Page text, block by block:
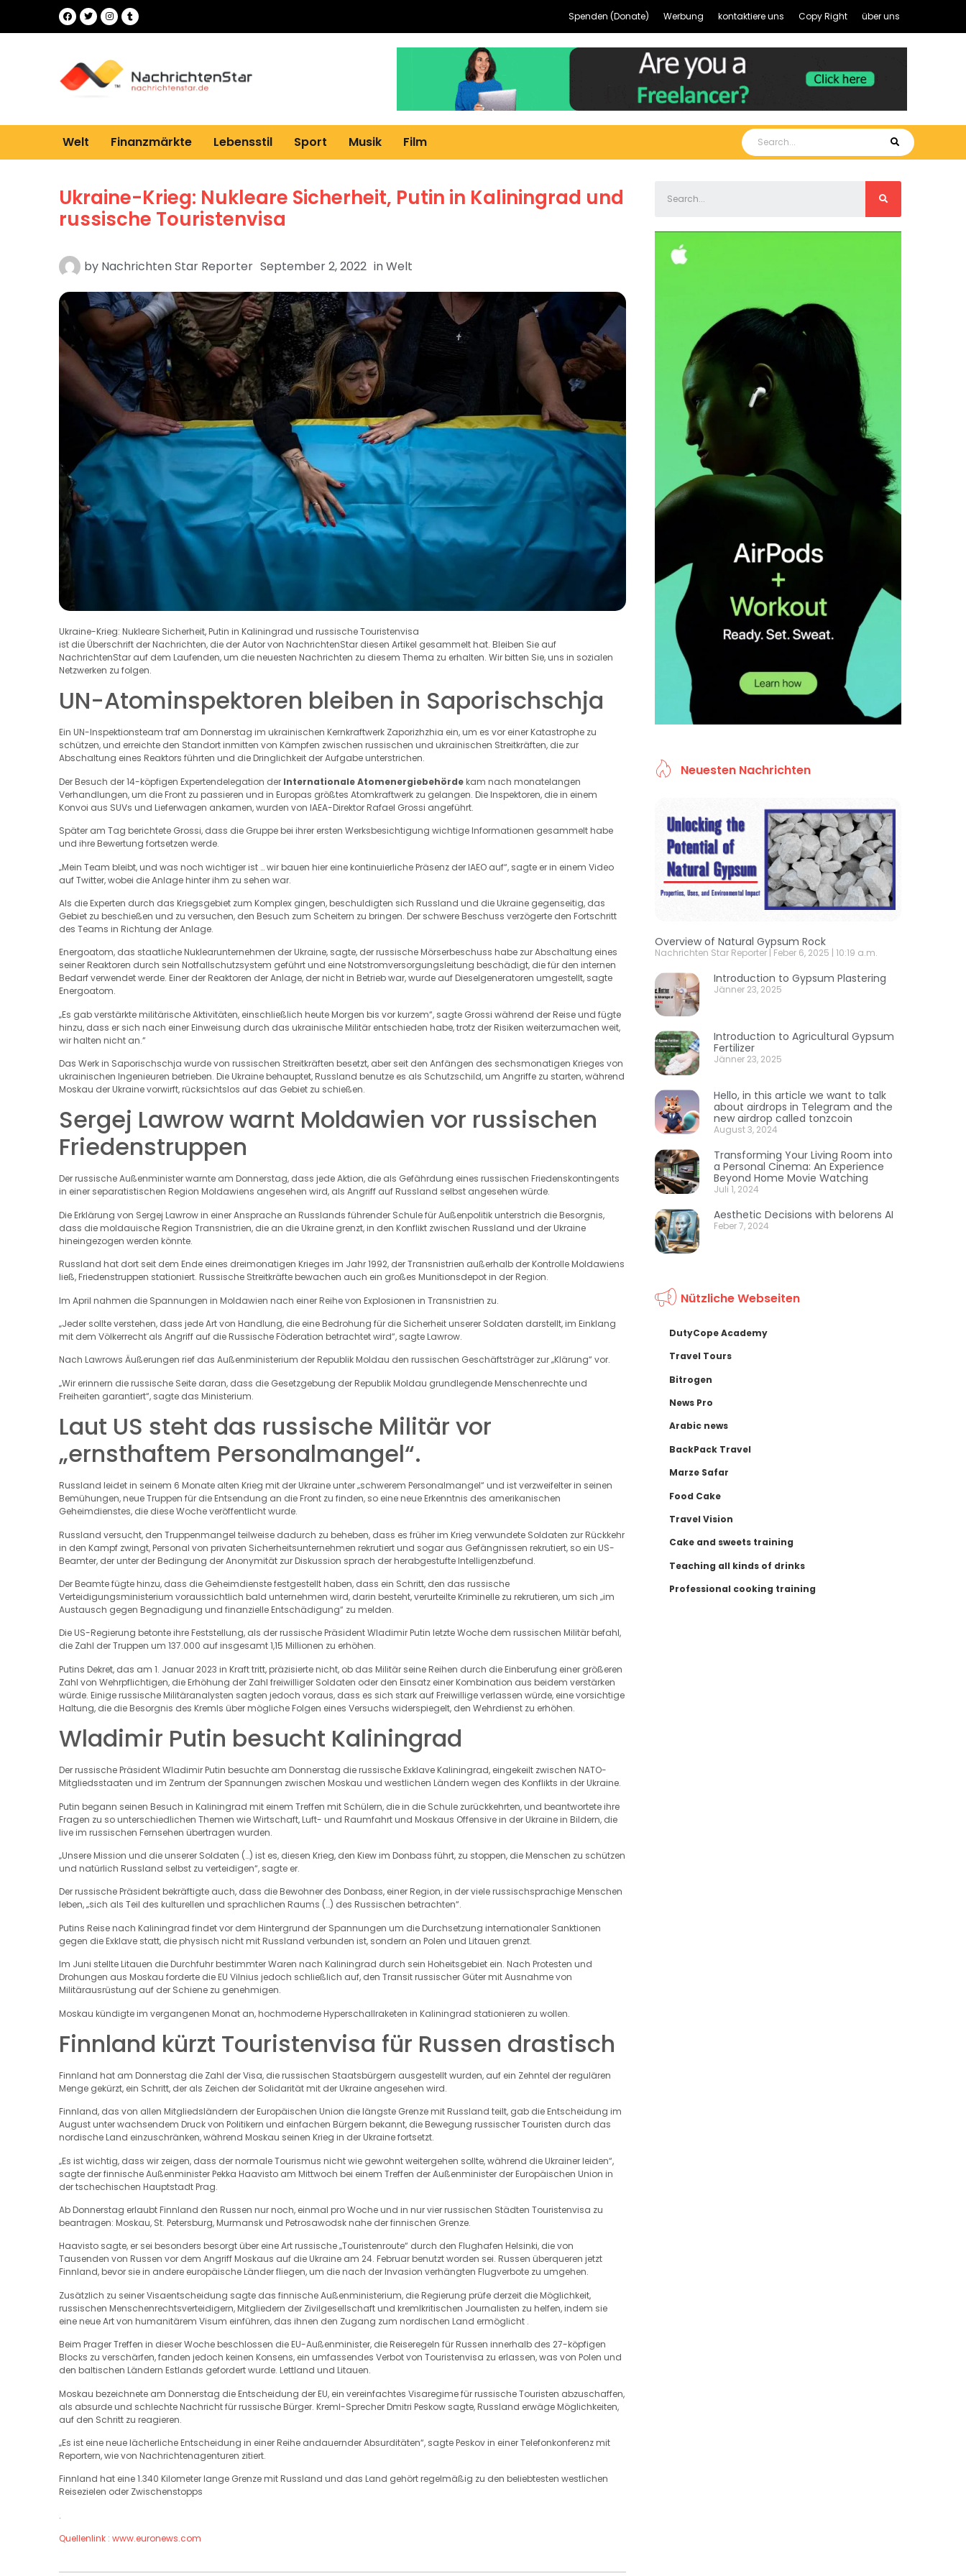
Spenden (Donate) Werbung kontaktiere uns Copy Right über uns
Welt Finanzmärkte Lebensstil Sport Musik Film
Ukraine-Krieg: Nukleare Sicherheit, Putin in Kaliningrad und
russische Touristenvisa
by Nachrichten Star Reporter September 2, 2022 inWelt
Ukraine-Krieg: Nukleare Sicherheit, Putin in Kaliningrad und russische Touristenvisa
ist die Überschrift der Nachrichten, die der Autor von NachrichtenStar diesen Artikel gesammelt hat. Bleiben Sie auf
NachrichtenStar auf dem Laufenden, um die neuesten Nachrichten zu diesem Thema zu erhalten. Wir bitten Sie, uns in sozialen
Netzwerken zu folgen.
UN-Atominspektoren bleiben in Saporischschja
Ein UN-Inspektionsteam traf am Donnerstag im ukrainischen Kernkraftwerk Zaporizhzhia ein, um es vor einer Katastrophe zu
schützen, und erreichte den Standort inmitten von Kämpfen zwischen russischen und ukrainischen Streitkräften, die zur
Abschaltung eines Reaktors führten und die Dringlichkeit der Aufgabe unterstrichen.
Der Besuch der 14-köpfigen Expertendelegation der Internationale Atomenergiebehördekam nach monatelangen
Verhandlungen, um die Front zu passieren und in Europas größtes Atomkraftwerk zu gelangen. Die Inspektoren, die in einem
Konvoi aus SUVs und Lieferwagen ankamen, wurden von IAEA-Direktor Rafael Grossi angeführt.
Später am Tag berichtete Grossi, dass die Gruppe bei ihrer ersten Werksbesichtigung wichtige Informationen gesammelt habe
und ihre Bewertung fortsetzen werde.
„Mein Team bleibt, und was noch wichtiger ist … wir bauen hier eine kontinuierliche Präsenz der IAEO auf“, sagte er in einem Video
auf Twitter, wobei die Anlage hinter ihm zu sehen war.
Als die Experten durch das Kriegsgebiet zum Komplex gingen, beschuldigten sich Russland und die Ukraine gegenseitig, das
Gebiet zu beschießen und zu versuchen, den Besuch zum Scheitern zu bringen. Der schwere Beschuss verzögerte den Fortschritt
des Teams in Richtung der Anlage.
Energoatom, das staatliche Nuklearunternehmen der Ukraine, sagte, der russische Mörserbeschuss habe zur Abschaltung eines
seiner Reaktoren durch sein Notfallschutzsystem geführt und eine Notstromversorgungsleitung beschädigt, die für den internen
Bedarf verwendet werde. Einer der Reaktoren der Anlage, der nicht in Betrieb war, wurde auf Dieselgeneratoren umgestellt, sagte
Energoatom.
„Es gab verstärkte militärische Aktivitäten, einschließlich heute Morgen bis vor kurzem“, sagte Grossi während der Reise und fügte
hinzu, dass er sich nach einer Einweisung durch das ukrainische Militär entschieden habe, trotz der Risiken weiterzumachen weit,
wir halten nicht an.“
Das Werk in Saporischschja wurde von russischen Streitkräften besetzt, aber seit den Anfängen des sechsmonatigen Krieges von
ukrainischen Ingenieuren betrieben. Die Ukraine behauptet, Russland benutze es als Schutzschild, um Angriffe zu starten, während
Moskau der Ukraine vorwirft, rücksichtslos auf das Gebiet zu schießen.
Sergej Lawrow warnt Moldawien vor russischen
Friedenstruppen
Der russische Außenminister warnte am Donnerstag, dass jede Aktion, die als Gefährdung eines russischen Friedenskontingents
in einer separatistischen Region Moldawiens angesehen wird, als Angriff auf Russland selbst angesehen würde.
Die Erklärung von Sergej Lawrow in einer Ansprache an Russlands führender Schule für Außenpolitik unterstrich die Besorgnis,
dass die moldauische Region Transnistrien, die an die Ukraine grenzt, in den Konflikt zwischen Russland und der Ukraine
hineingezogen werden könnte.
Russland hat dort seit dem Ende eines dreimonatigen Krieges im Jahr 1992, der Transnistrien außerhalb der Kontrolle Moldawiens
ließ, Friedenstruppen stationiert. Russische Streitkräfte bewachen auch ein großes Munitionsdepot in der Region.
Im April nahmen die Spannungen in Moldawien nach einer Reihe von Explosionen in Transnistrien zu.
„Jeder sollte verstehen, dass jede Art von Handlung, die eine Bedrohung für die Sicherheit unserer Soldaten darstellt, im Einklang
mit dem Völkerrecht als Angriff auf die Russische Föderation betrachtet wird“, sagte Lawrow.
Nach Lawrows Äußerungen rief das Außenministerium der Republik Moldau den russischen Geschäftsträger zur „Klärung“ vor.
„Wir erinnern die russische Seite daran, dass die Gesetzgebung der Republik Moldau grundlegende Menschenrechte und
Freiheiten garantiert“, sagte das Ministerium.
Laut US steht das russische Militär vor
„ernsthaftem Personalmangel“.
Russland leidet in seinem 6 Monate alten Krieg mit der Ukraine unter „schwerem Personalmangel“ und ist verzweifelter in seinen
Bemühungen, neue Truppen für die Entsendung an die Front zu finden, so eine neue Erkenntnis des amerikanischen
Geheimdienstes, die diese Woche veröffentlicht wurde.
Russland versucht, den Truppenmangel teilweise dadurch zu beheben, dass es früher im Krieg verwundete Soldaten zur Rückkehr
in den Kampf zwingt, Personal von privaten Sicherheitsunternehmen rekrutiert und sogar aus Gefängnissen rekrutiert, so ein US-
Beamter, der unter der Bedingung der Anonymität zur Diskussion sprach der herabgestufte Intelligenzbefund.
Der Beamte fügte hinzu, dass die Geheimdienste festgestellt haben, dass ein Schritt, den das russische
Verteidigungsministerium voraussichtlich bald unternehmen wird, darin besteht, verurteilte Kriminelle zu rekrutieren, um sich „im
Austausch gegen Begnadigung und finanzielle Entschädigung“ zu melden.
Die US-Regierung betonte ihre Feststellung, als der russische Präsident Wladimir Putin letzte Woche dem russischen Militär befahl,
die Zahl der Truppen um 137.000 auf insgesamt 1,15 Millionen zu erhöhen.
Putins Dekret, das am 1. Januar 2023 in Kraft tritt, präzisierte nicht, ob das Militär seine Reihen durch die Einberufung einer größeren
Zahl von Wehrpflichtigen, die Erhöhung der Zahl freiwilliger Soldaten oder den Einsatz einer Kombination aus beidem verstärken
würde. Einige russische Militäranalysten sagten jedoch voraus, dass es sich stark auf Freiwillige verlassen würde, eine vorsichtige
Haltung, die die Besorgnis des Kremls über mögliche Folgen eines Versuchs widerspiegelt, den Wehrdienst zu erhöhen.
Wladimir Putin besucht Kaliningrad
Der russische Präsident Wladimir Putin besuchte am Donnerstag die russische Exklave Kaliningrad, eingekeilt zwischen NATO-
Mitgliedsstaaten und im Zentrum der Spannungen zwischen Moskau und westlichen Ländern wegen des Konflikts in der Ukraine.
Putin begann seinen Besuch in Kaliningrad mit einem Treffen mit Schülern, die in die Schule zurückkehrten, und beantwortete ihre
Fragen zu so unterschiedlichen Themen wie Wirtschaft, Luft- und Raumfahrt und Moskaus Offensive in der Ukraine in Bildern, die
live im russischen Fernsehen übertragen wurden.
„Unsere Mission und die unserer Soldaten (…) ist es, diesen Krieg, den Kiew im Donbass führt, zu stoppen, die Menschen zu schützen
und natürlich Russland selbst zu verteidigen“, sagte er.
Der russische Präsident bekräftigte auch, dass die Bewohner des Donbass, einer Region, in der viele russischsprachige Menschen
leben, „sich als Teil des kulturellen und sprachlichen Raums (…) des Russischen betrachten“.
Putins Reise nach Kaliningrad findet vor dem Hintergrund der Spannungen um die Durchsetzung internationaler Sanktionen
gegen die Exklave statt, die physisch nicht mit Russland verbunden ist, sondern an Polen und Litauen grenzt.
Im Juni stellte Litauen die Durchfuhr bestimmter Waren nach Kaliningrad durch sein Hoheitsgebiet ein. Nach Protesten und
Drohungen aus Moskau forderte die EU Vilnius jedoch schließlich auf, den Transit russischer Güter mit Ausnahme von
Militärausrüstung auf der Schiene zu genehmigen.
Moskau kündigte im vergangenen Monat an, hochmoderne Hyperschallraketen in Kaliningrad stationieren zu wollen.
Finnland kürzt Touristenvisa für Russen drastisch
Finnland hat am Donnerstag die Zahl der Visa, die russischen Staatsbürgern ausgestellt wurden, auf ein Zehntel der regulären
Menge gekürzt, ein Schritt, der als Zeichen der Solidarität mit der Ukraine angesehen wird.
Finnland, das von allen Mitgliedsländern der Europäischen Union die längste Grenze mit Russland teilt, gab die Entscheidung im
August unter wachsendem Druck von Politikern und einfachen Bürgern bekannt, die Bewegung russischer Touristen durch das
nordische Land einzuschränken, während Moskau seinen Krieg in der Ukraine fortsetzt.
„Es ist wichtig, dass wir zeigen, dass der normale Tourismus nicht wie gewohnt weitergehen sollte, während die Ukrainer leiden“,
sagte der finnische Außenminister Pekka Haavisto am Mittwoch bei einem Treffen der Außenminister der Europäischen Union in
der tschechischen Hauptstadt Prag.
Ab Donnerstag erlaubt Finnland den Russen nur noch, einmal pro Woche und in nur vier russischen Städten Touristenvisa zu
beantragen: Moskau, St. Petersburg, Murmansk und Petrosawodsk nahe der finnischen Grenze.
Haavisto sagte, er sei besonders besorgt über eine Art russische „Touristenroute“ durch den Flughafen Helsinki, die von
Tausenden von Russen vor dem Angriff Moskaus auf die Ukraine am 24. Februar benutzt worden sei. Russen überqueren jetzt
Finnland, bevor sie in andere europäische Länder fliegen, um die nach der Invasion verhängten Flugverbote zu umgehen.
Zusätzlich zu seiner Visaentscheidung sagte das finnische Außenministerium, die Regierung prüfe derzeit die Möglichkeit,
russischen Menschenrechtsverteidigern, Mitgliedern der Zivilgesellschaft und kremlkritischen Journalisten zu helfen, indem sie
eine neue Art von humanitärem Visum einführen, das ihnen den Zugang zum nordischen Land ermöglicht .
Beim Prager Treffen in dieser Woche beschlossen die EU-Außenminister, die Reiseregeln für Russen innerhalb des 27-köpfigen
Blocks zu verschärfen, fanden jedoch keinen Konsens, ein umfassendes Verbot von Touristenvisa zu erlassen, was von Polen und
den baltischen Ländern Estlands gefordert wurde. Lettland und Litauen.
Moskau bezeichnete am Donnerstag die Entscheidung der EU, ein vereinfachtes Visaregime für russische Touristen abzuschaffen,
als absurde und schlechte Nachricht für russische Bürger. Kreml-Sprecher Dmitri Peskow sagte, Russland erwäge Möglichkeiten,
auf den Schritt zu reagieren.
„Es ist eine neue lächerliche Entscheidung in einer Reihe andauernder Absurditäten“, sagte Peskov in einer Telefonkonferenz mit
Reportern, wie von Nachrichtenagenturen zitiert.
Finnland hat eine 1.340 Kilometer lange Grenze mit Russland und das Land gehört regelmäßig zu den beliebtesten westlichen
Reisezielen oder Zwischenstopps
.
Quellenlink : www.euronews.com
Neuesten Nachrichten
Overview of Natural Gypsum Rock
Nachrichten Star Reporter Feber 6, 2025 10:19 a.m.
Introduction to Gypsum Plastering
Jänner 23, 2025
Introduction to Agricultural Gypsum
Fertilizer
Jänner 23, 2025
Hello, in this article we want to talk
about airdrops in Telegram and the
new airdrop called tonzcoin
August 3, 2024
Transforming Your Living Room into
a Personal Cinema: An Experience
Beyond Home Movie Watching
Juli 1, 2024
Aesthetic Decisions with belorens AI
Feber 7, 2024
Nützliche Webseiten
DutyCope Academy
Travel Tours
Bitrogen
News Pro
Arabic news
BackPack Travel
Marze Safar
Food Cake
Travel Vision
Cake and sweets training
Teaching all kinds of drinks
Professional cooking training